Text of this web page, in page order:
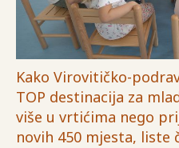
Kako Virovitičko-
TOP destinacija za
više u vrtićima nego
novih 450 mjesta, liste